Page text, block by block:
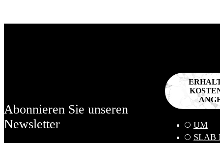
Abonnieren Sie unseren
Newsletter
UM
SLAB